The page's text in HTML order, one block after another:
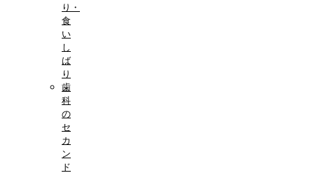
り・
食
い
し
ば
り
歯
科
の
セ
カ
ン
ド